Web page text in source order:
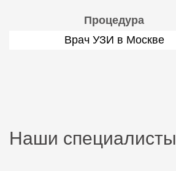
Процедура
Врач УЗИ в Москве
Наши специалисты